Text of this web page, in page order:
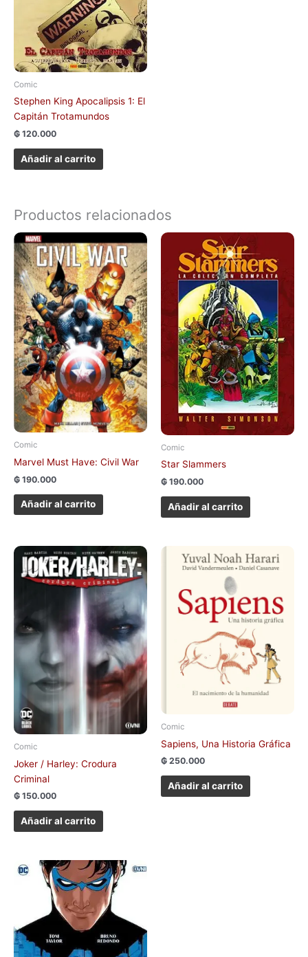
Comic
Stephen King Apocalipsis 1: El
Capitán Trotamundos
₲ 120.000
Añadir al carrito
Productos relacionados
Comic
Marvel Must Have: Civil War
₲ 190.000
Añadir al carrito
Comic
Star Slammers
₲ 190.000
Añadir al carrito
Comic
Joker / Harley: Crodura
Criminal
₲ 150.000
Añadir al carrito
Comic
Sapiens, Una Historia Gráfica
₲ 250.000
Añadir al carrito